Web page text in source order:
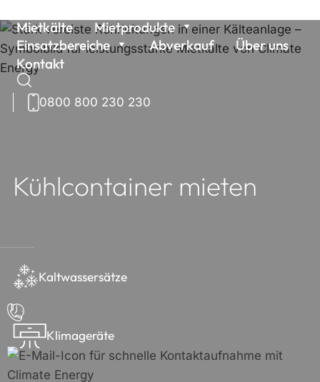
zum
Inhalt
Mietkälte
Mietprodukte
Einsatzbereiche
Abverkauf
Über uns
Kontakt
Suchen
0800 800 230 230
Kühlcontainer mieten
Kaltwassersätze
Klimageräte